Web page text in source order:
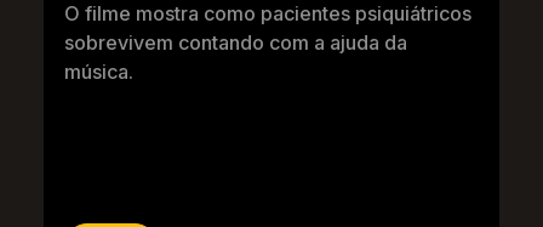
O filme mostra como pacientes psiquiátricos
sobrevivem contando com a ajuda da
música.